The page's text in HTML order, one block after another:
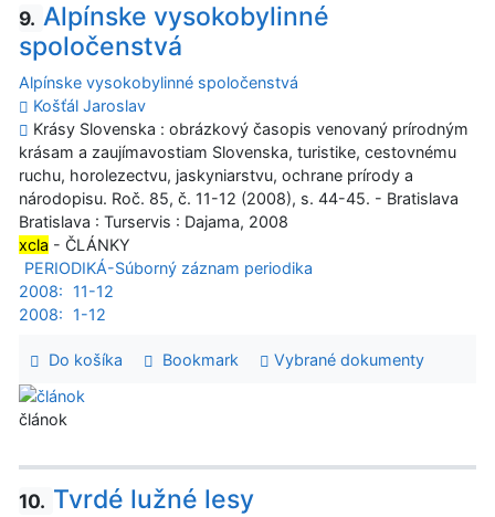
9. Alpínske vysokobylinné
spoločenstvá
Alpínske vysokobylinné spoločenstvá
Košťál Jaroslav
Krásy Slovenska : obrázkový časopis venovaný prírodným
krásam a zaujímavostiam Slovenska, turistike, cestovnému
ruchu, horolezectvu, jaskyniarstvu, ochrane prírody a
národopisu. Roč. 85, č. 11-12 (2008), s. 44-45. - Bratislava
Bratislava : Turservis : Dajama, 2008
xcla - ČLÁNKY
PERIODIKÁ-Súborný záznam periodika
2008:
11-12
2008:
1-12
Do košíka Bookmark Vybrané dokumenty
článok
10. Tvrdé lužné lesy